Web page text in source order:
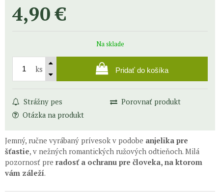
4,90 €
Na sklade
ks Pridať do košíka
Strážny pes
Porovnať produkt
Otázka na produkt
Jemný, ručne vyrábaný prívesok v podobe anjelika pre
šťastie, v nežných romantických ružových odtieňoch. Milá
pozornosť pre radosť a ochranu pre človeka, na ktorom
vám záleží.